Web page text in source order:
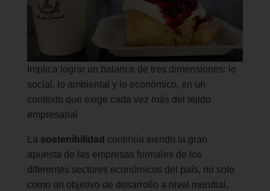
Implica lograr un balance de tres dimensiones: lo
social, lo ambiental y lo económico, en un
contexto que exige cada vez más del tejido
empresarial
La sostenibilidad continúa siendo la gran
apuesta de las empresas formales de los
diferentes sectores económicos del país, no solo
como un objetivo de desarrollo a nivel mundial,